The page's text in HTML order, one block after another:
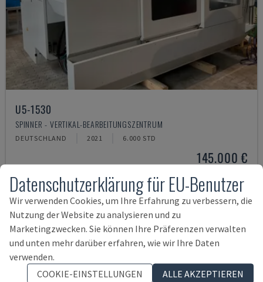
U5-1530
SPINNER - VERTIKAL-BEARBEITUNGSZENTRUM
DEUTSCHLAND 2021 6.000 STD
145.000 €
Datenschutzerklärung für EU-Benutzer
Wir verwenden Cookies, um Ihre Erfahrung zu verbessern, die
Nutzung der Website zu analysieren und zu
Marketingzwecken. Sie können Ihre Präferenzen verwalten
und unten mehr darüber erfahren, wie wir Ihre Daten
verwenden.
COOKIE-EINSTELLUNGEN
ALLE AKZEPTIEREN